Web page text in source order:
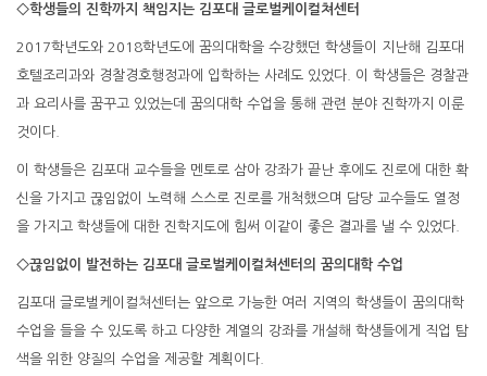
◇학생들의 진학까지 책임지는 김포대 글로벌케이컬쳐센터
2017학년도와 2018학년도에 꿈의대학을 수강했던 학생들이 지난해 김포대
호텔조리과와 경찰경호행정과에 입학하는 사례도 있었다. 이 학생들은 경찰관
과 요리사를 꿈꾸고 있었는데 꿈의대학 수업을 통해 관련 분야 진학까지 이룬
것이다.
이 학생들은 김포대 교수들을 멘토로 삼아 강좌가 끝난 후에도 진로에 대한 확
신을 가지고 끊임없이 노력해 스스로 진로를 개척했으며 담당 교수들도 열정
을 가지고 학생들에 대한 진학지도에 힘써 이같이 좋은 결과를 낼 수 있었다.
◇끊임없이 발전하는 김포대 글로벌케이컬쳐센터의 꿈의대학 수업
김포대 글로벌케이컬쳐센터는 앞으로 가능한 여러 지역의 학생들이 꿈의대학
수업을 들을 수 있도록 하고 다양한 계열의 강좌를 개설해 학생들에게 직업 탐
색을 위한 양질의 수업을 제공할 계획이다.